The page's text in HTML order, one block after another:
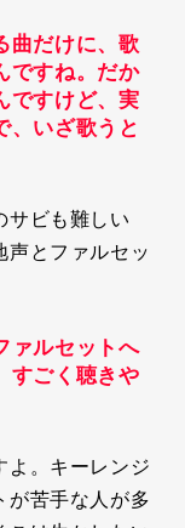
曲だけに、歌
ですね。だか
ですけど、実
、いざ歌うと
サビも難しい
声とファルセッ
ァルセットへ
すごく聴きや
よ。キーレンジ
が苦手な人が多